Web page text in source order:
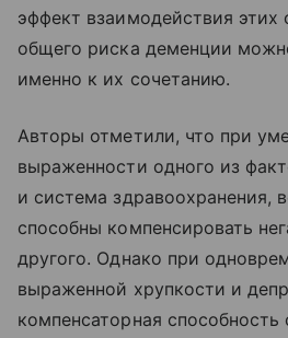
эффект взаимодействия этих
общего риска деменции
именно к их сочетанию.
Авторы отметили, что при
выраженности одного из
и система здравоохранения,
способны компенсировать
другого. Однако при
выраженной хрупкости и
компенсаторная способность